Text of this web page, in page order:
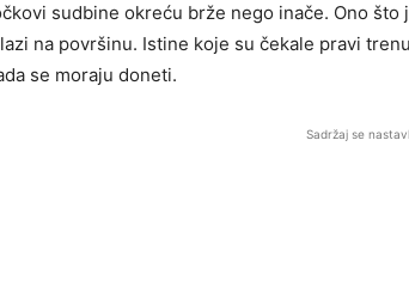
sudbine okreću brže nego inače. Ono
na površinu. Istine koje su čekale pravi
se moraju doneti.
Sadržaj se